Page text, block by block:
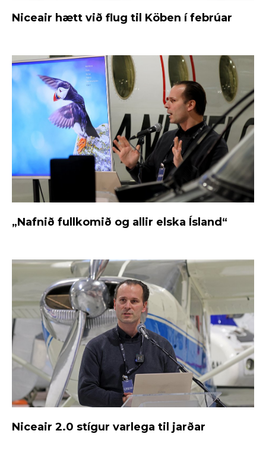
Niceair hætt við flug til Köben í febrúar
„Nafnið fullkomið og allir elska Ísland“
Niceair 2.0 stígur varlega til jarðar